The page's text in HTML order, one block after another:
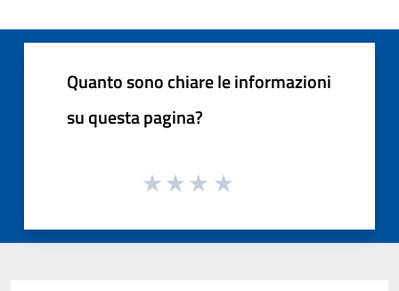
Quanto sono chiare le informazioni
su questa pagina?